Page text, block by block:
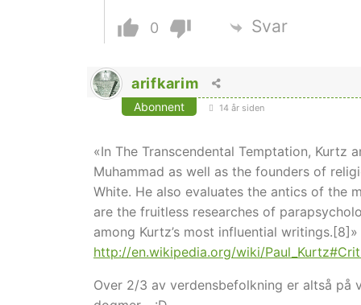
0 Svar
arifkarim
Abonnent 14 år siden
«In The Transcendental Temptation, Kurtz
Muhammad as well as the founders of
White. He also evaluates the antics of the
are the fruitless researches of
among Kurtz’s most influential writings.[8]»
http://en.wikipedia.org/wiki/
Over 2/3 av verdensbefolkning er altså på